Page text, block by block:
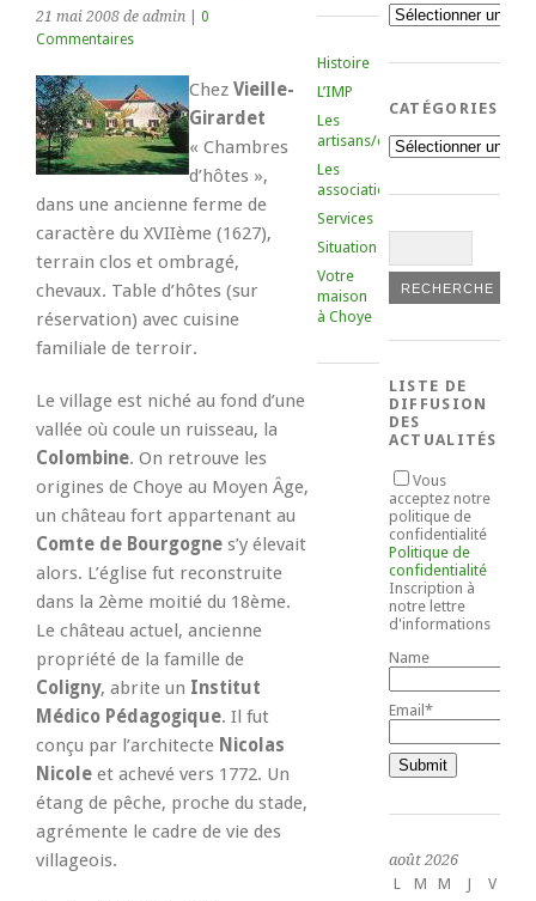
21 mai 2008 de admin
0
Commentaires
Chez Vieille-
Girardet
« Chambres
d’hôtes »,
dans une ancienne ferme de
caractère du XVIIème (1627),
terrain clos et ombragé,
chevaux. Table d’hôtes (sur
réservation) avec cuisine
familiale de terroir.
Le village est niché au fond d’une
vallée où coule un ruisseau, la
Colombine. On retrouve les
origines de Choye au Moyen Âge,
un château fort appartenant au
Comte de Bourgogne s’y élevait
alors. L’église fut reconstruite
dans la 2ème moitié du 18ème.
Le château actuel, ancienne
propriété de la famille de
Coligny, abrite un Institut
Médico Pédagogique. Il fut
conçu par l’architecte Nicolas
Nicole et achevé vers 1772. Un
étang de pêche, proche du stade,
agrémente le cadre de vie des
villageois.
Histoire
L’IMP
Les
artisans/commerçants
Les
associations
Services
Situation
Votre
maison
à Choye
Archives
CATÉGORIES
Catégories
LISTE DE
DIFFUSION
DES
ACTUALITÉS
Vous
acceptez notre
politique de
confidentialité
Politique de
confidentialité
Inscription à
notre lettre
d'informations
Name
Email*
août 2026
L
M M J V